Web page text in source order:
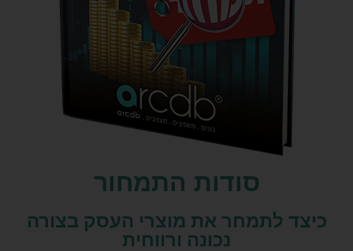
סודות התמחור
כיצד לתמחר את מוצרי העסק בצורה
נכונה ורווחית